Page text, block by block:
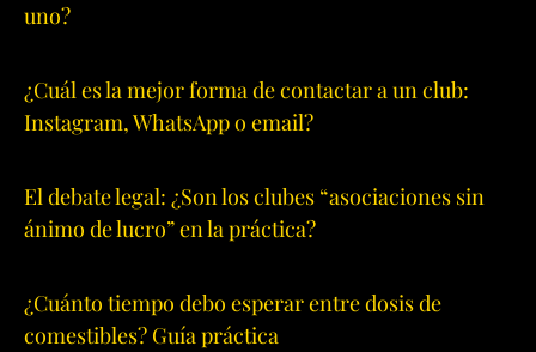
uno?
¿Cuál es la mejor forma de contactar a un club:
Instagram, WhatsApp o email?
El debate legal: ¿Son los clubes “asociaciones sin
ánimo de lucro” en la práctica?
¿Cuánto tiempo debo esperar entre dosis de
comestibles? Guía práctica